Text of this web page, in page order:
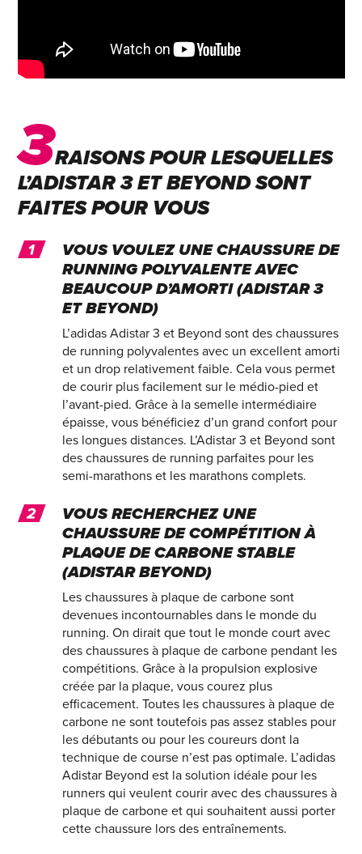
3RAISONS POUR LESQUELLES
L’ADISTAR 3 ET BEYOND SONT
FAITES POUR VOUS
VOUS VOULEZ UNE CHAUSSURE DE
RUNNING POLYVALENTE AVEC
BEAUCOUP D’AMORTI (ADISTAR 3
ET BEYOND)
L’adidas Adistar 3 et Beyond sont des chaussures
de running polyvalentes avec un excellent amorti
et un drop relativement faible. Cela vous permet
de courir plus facilement sur le médio-pied et
l’avant-pied. Grâce à la semelle intermédiaire
épaisse, vous bénéficiez d’un grand confort pour
les longues distances. L’Adistar 3 et Beyond sont
des chaussures de running parfaites pour les
semi-marathons et les marathons complets.
VOUS RECHERCHEZ UNE
CHAUSSURE DE COMPÉTITION À
PLAQUE DE CARBONE STABLE
(ADISTAR BEYOND)
Les chaussures à plaque de carbone sont
devenues incontournables dans le monde du
running. On dirait que tout le monde court avec
des chaussures à plaque de carbone pendant les
compétitions. Grâce à la propulsion explosive
créée par la plaque, vous courez plus
efficacement. Toutes les chaussures à plaque de
carbone ne sont toutefois pas assez stables pour
les débutants ou pour les coureurs dont la
technique de course n’est pas optimale. L’adidas
Adistar Beyond est la solution idéale pour les
runners qui veulent courir avec des chaussures à
plaque de carbone et qui souhaitent aussi porter
cette chaussure lors des entraînements.